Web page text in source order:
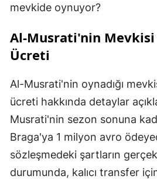
mevkide oynuyor?
Al-Musrati'nin Mevkisi
Ücreti
Al-Musrati'nin oynadığı
ücreti hakkında detaylar
Musrati'nin sezon sonuna
Braga'ya 1 milyon avro
sözleşmedeki şartların
durumunda, kalıcı transfer